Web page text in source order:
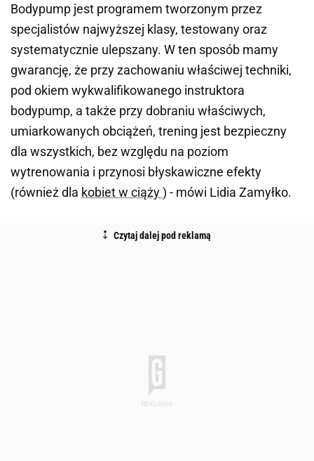
Bodypump jest programem tworzonym przez
specjalistów najwyższej klasy, testowany oraz
systematycznie ulepszany. W ten sposób mamy
gwarancję, że przy zachowaniu właściwej techniki,
pod okiem wykwalifikowanego instruktora
bodypump, a także przy dobraniu właściwych,
umiarkowanych obciążeń, trening jest bezpieczny
dla wszystkich, bez względu na poziom
wytrenowania i przynosi błyskawiczne efekty
(również dla kobiet w ciąży) - mówi Lidia Zamyłko.